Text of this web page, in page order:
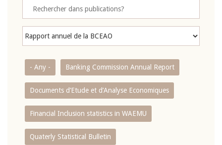
- Any - Banking Commission Annual Report
Documents d’Etude et d’Analyse Economiques
Financial Inclusion statistics in WAEMU
Quaterly Statistical Bulletin